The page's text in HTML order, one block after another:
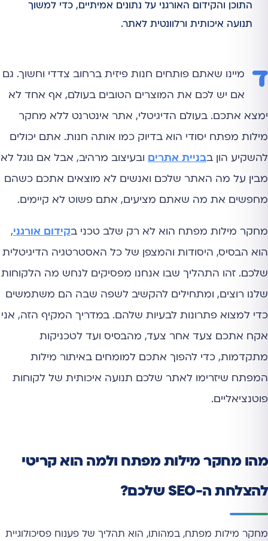
התוכן והקידום האורגני על נתונים אמיתיים, כדי למשוך
תנועה איכותית ורלוונטית לאתר.
ד מיינו שאתם פותחים חנות פיזית ברחוב צדדי וחשוך. גם
אם יש לכם את המוצרים הטובים בעולם, אף אחד לא
ימצא אתכם. בעולם הדיגיטלי, אתר אינטרנט ללא מחקר
מילות מפתח יסודי הוא בדיוק כמו אותה חנות. אתם יכולים
להשקיע הון בבניית אתרים ובעיצוב מרהיב, אבל אם גוגל לא
מבין על מה האתר שלכם ואנשים לא מוצאים אתכם כשהם
מחפשים את מה שאתם מציעים, אתם פשוט לא קיימים.
מחקר מילות מפתח הוא לא רק שלב טכני בקידום אורגני,
הוא הבסיס, היסודות והמצפן של כל האסטרטגיה הדיגיטלית
שלכם. זהו התהליך שבו אנחנו מפסיקים לנחש מה הלקוחות
שלנו רוצים, ומתחילים להקשיב לשפה שבה הם משתמשים
כדי למצוא פתרונות לבעיות שלהם. במדריך המקיף הזה, אני
אקח אתכם צעד אחר צעד, מהבסיס ועד לטכניקות
מתקדמות, כדי להפוך אתכם למומחים באיתור מילות
המפתח שיזרימו לאתר שלכם תנועה איכותית של לקוחות
פוטנציאליים.
מהו מחקר מילות מפתח ולמה הוא קריטי
להצלחת ה-SEO שלכם?
מחקר מילות מפתח, במהותו, הוא תהליך של פענוח פסיכולוגיית